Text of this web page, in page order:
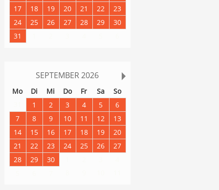
17
18 19 20 21 22
23
24
25 26 27 28 29
30
31
SEPTEMBER 2026
Mo Di Mi Do Fr Sa
So
1 2 3 4 5
6
7
8 9 10 11 12
13
14
15 16 17 18 19
20
21
22 23 24 25 26
27
28
29 30